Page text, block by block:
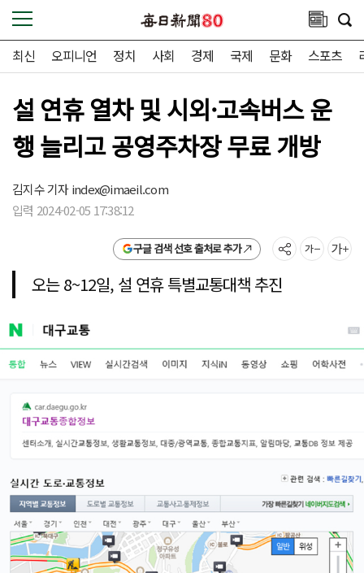
최신 오피니언 정치 사회 경제 국제 문화 스포츠
설 연휴 열차 및 시외·고속버스 운
행 늘리고 공영주차장 무료 개방
김지수 기자index@imaeil.com
입력 2024-02-05 17:38:12
구글 검색 선호 출처로 추가
오는 8~12일, 설 연휴 특별교통대책 추진